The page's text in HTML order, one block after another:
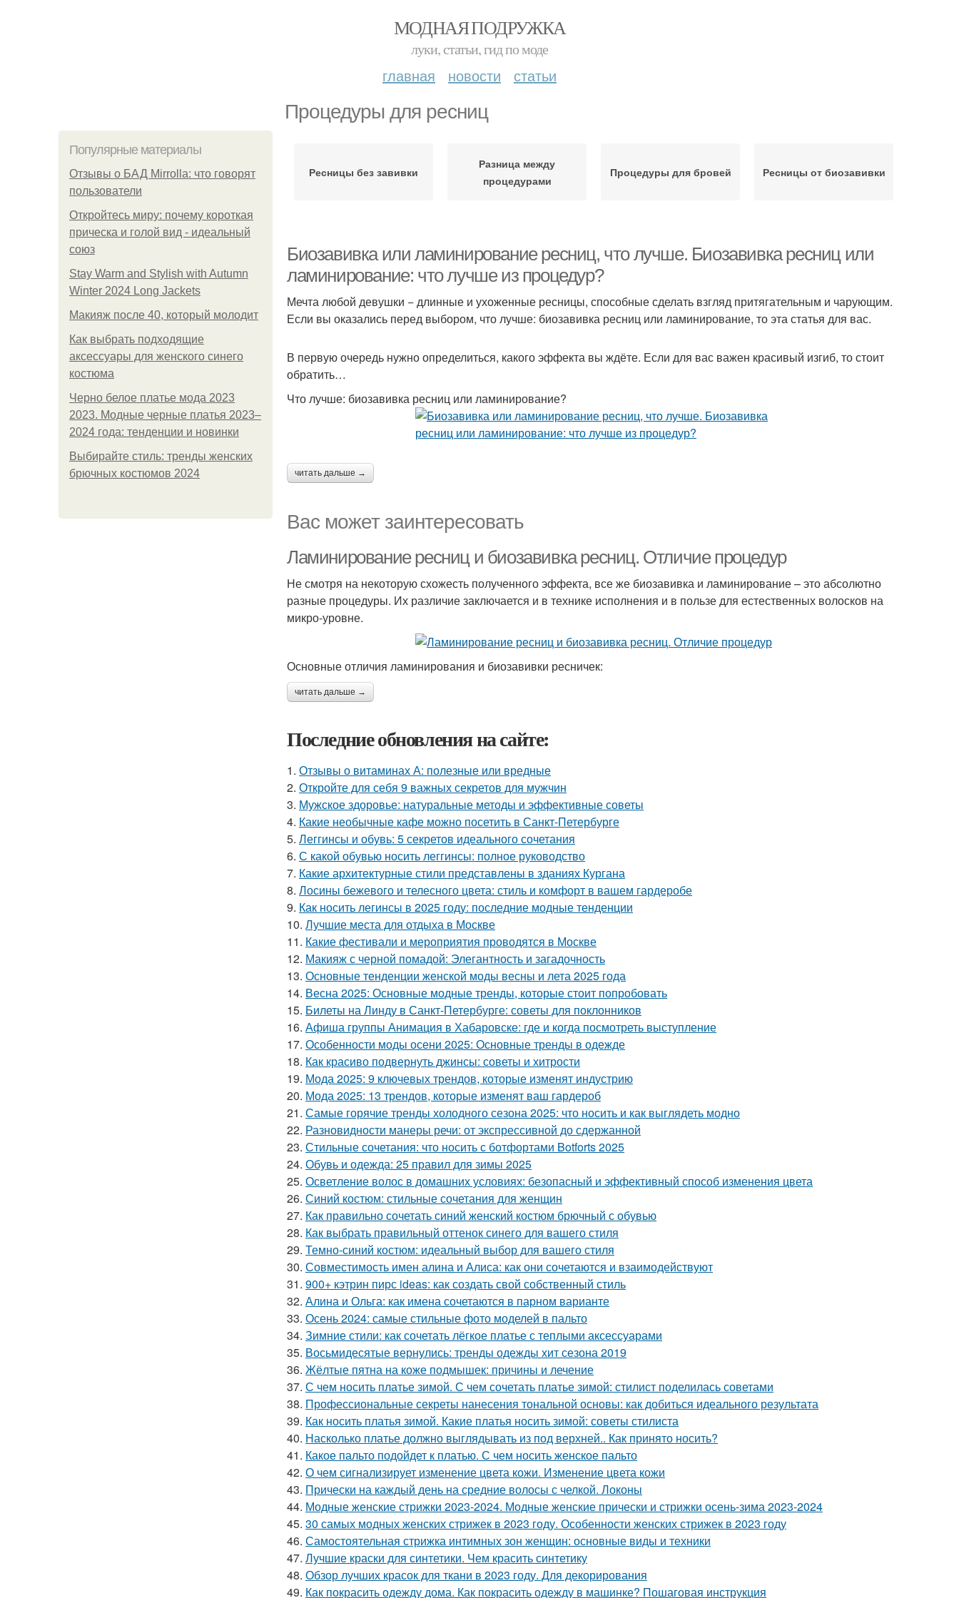
МОДНАЯ ПОДРУЖКА
луки, статьи, гид по моде
главная новости статьи
Процедуры для ресниц
Популярные материалы
Отзывы о БАД Mirrolla: что говорят
пользователи
Откройтесь миру: почему короткая
прическа и голой вид - идеальный
союз
Stay Warm and Stylish with Autumn
Winter 2024 Long Jackets
Макияж после 40, который молодит
Как выбрать подходящие
аксессуары для женского синего
костюма
Черно белое платье мода 2023
2023. Модные черные платья 2023–
2024 года: тенденции и новинки
Выбирайте стиль: тренды женских
брючных костюмов 2024
Ресницы без завивки
Разница между
процедурами
Процедуры для бровей Ресницы от биозавивки
Биозавивка или ламинирование ресниц, что лучше. Биозавивка ресниц или
ламинирование: что лучше из процедур?
Мечта любой девушки − длинные и ухоженные ресницы, способные сделать взгляд притягательным и чарующим.
Если вы оказались перед выбором, что лучше: биозавивка ресниц или ламинирование, то эта статья для вас.
В первую очередь нужно определиться, какого эффекта вы ждёте. Если для вас важен красивый изгиб, то стоит
обратить…
Что лучше: биозавивка ресниц или ламинирование?
читать дальше →
Вас может заинтересовать
Ламинирование ресниц и биозавивка ресниц. Отличие процедур
Не смотря на некоторую схожесть полученного эффекта, все же биозавивка и ламинирование – это абсолютно
разные процедуры. Их различие заключается и в технике исполнения и в пользе для естественных волосков на
микро-уровне.
Основные отличия ламинирования и биозавивки ресничек:
читать дальше →
Последние обновления на сайте:
1. Отзывы о витаминах А: полезные или вредные
2. Откройте для себя 9 важных секретов для мужчин
3. Мужское здоровье: натуральные методы и эффективные советы
4. Какие необычные кафе можно посетить в Санкт-Петербурге
5. Леггинсы и обувь: 5 секретов идеального сочетания
6. С какой обувью носить леггинсы: полное руководство
7. Какие архитектурные стили представлены в зданиях Кургана
8. Лосины бежевого и телесного цвета: стиль и комфорт в вашем гардеробе
9. Как носить легинсы в 2025 году: последние модные тенденции
10. Лучшие места для отдыха в Москве
11. Какие фестивали и мероприятия проводятся в Москве
12. Макияж с черной помадой: Элегантность и загадочность
13. Основные тенденции женской моды весны и лета 2025 года
14. Весна 2025: Основные модные тренды, которые стоит попробовать
15. Билеты на Линду в Санкт-Петербурге: советы для поклонников
16. Афиша группы Анимация в Хабаровске: где и когда посмотреть выступление
17. Особенности моды осени 2025: Основные тренды в одежде
18. Как красиво подвернуть джинсы: советы и хитрости
19. Мода 2025: 9 ключевых трендов, которые изменят индустрию
20. Мода 2025: 13 трендов, которые изменят ваш гардероб
21. Самые горячие тренды холодного сезона 2025: что носить и как выглядеть модно
22. Разновидности манеры речи: от экспрессивной до сдержанной
23. Стильные сочетания: что носить с ботфортами Botforts 2025
24. Обувь и одежда: 25 правил для зимы 2025
25. Осветление волос в домашних условиях: безопасный и эффективный способ изменения цвета
26. Синий костюм: стильные сочетания для женщин
27. Как правильно сочетать синий женский костюм брючный с обувью
28. Как выбрать правильный оттенок синего для вашего стиля
29. Темно-синий костюм: идеальный выбор для вашего стиля
30. Совместимость имен алина и Алиса: как они сочетаются и взаимодействуют
31. 900+ кэтрин пирс ideas: как создать свой собственный стиль
32. Алина и Ольга: как имена сочетаются в парном варианте
33. Осень 2024: самые стильные фото моделей в пальто
34. Зимние стили: как сочетать лёгкое платье с теплыми аксессуарами
35. Восьмидесятые вернулись: тренды одежды хит сезона 2019
36. Жёлтые пятна на коже подмышек: причины и лечение
37. С чем носить платье зимой. С чем сочетать платье зимой: стилист поделилась советами
38. Профессиональные секреты нанесения тональной основы: как добиться идеального результата
39. Как носить платья зимой. Какие платья носить зимой: советы стилиста
40. Насколько платье должно выглядывать из под верхней.. Как принято носить?
41. Какое пальто подойдет к платью. С чем носить женское пальто
42. О чем сигнализирует изменение цвета кожи. Изменение цвета кожи
43. Прически на каждый день на средние волосы с челкой. Локоны
44. Модные женские стрижки 2023-2024. Модные женские прически и стрижки осень-зима 2023-2024
45. 30 самых модных женских стрижек в 2023 году. Особенности женских стрижек в 2023 году
46. Самостоятельная стрижка интимных зон женщин: основные виды и техники
47. Лучшие краски для синтетики. Чем красить синтетику
48. Обзор лучших красок для ткани в 2023 году. Для декорирования
49. Как покрасить одежду дома. Как покрасить одежду в машинке? Пошаговая инструкция